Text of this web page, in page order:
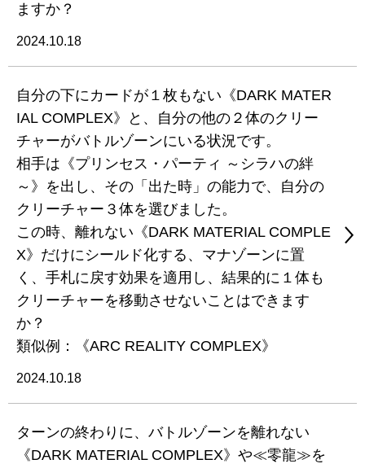
ますか？
2024.10.18
自分の下にカードが１枚もない《DARK MATER
IAL COMPLEX》と、自分の他の２体のクリー
チャーがバトルゾーンにいる状況です。
相手は《プリンセス・パーティ ～シラハの絆
～》を出し、その「出た時」の能力で、自分の
クリーチャー３体を選びました。
この時、離れない《DARK MATERIAL COMPLE
X》だけにシールド化する、マナゾーンに置
く、手札に戻す効果を適用し、結果的に１体も
クリーチャーを移動させないことはできます
か？
類似例：《ARC REALITY COMPLEX》
2024.10.18
ターンの終わりに、バトルゾーンを離れない
《DARK MATERIAL COMPLEX》や≪零龍≫を